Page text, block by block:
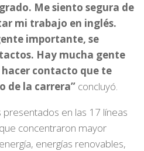
Me siento segura de
mi trabajo en inglés.
importante, se
Hay mucha gente
hacer contacto que te
de la carrera” concluyó.
presentados en las 17 líneas
concentraron mayor
energías renovables,